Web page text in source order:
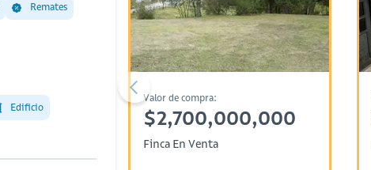
Remates
Edificio
Valor de compra:
$2,700,000,000
Finca En Venta